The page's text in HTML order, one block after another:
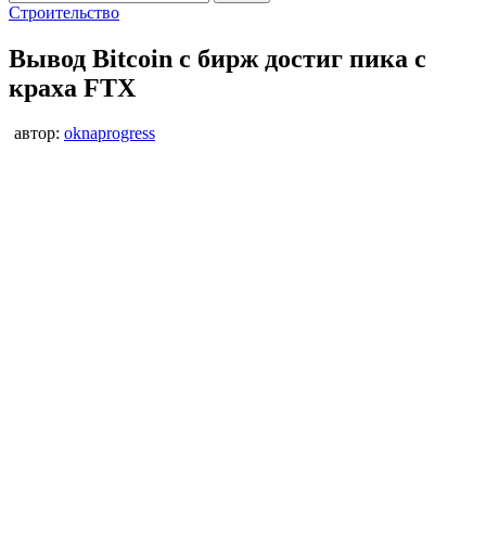
Опубликовано
Строительство
Вывод Bitcoin с бирж достиг пика с
краха FTX
автор: oknaprogress